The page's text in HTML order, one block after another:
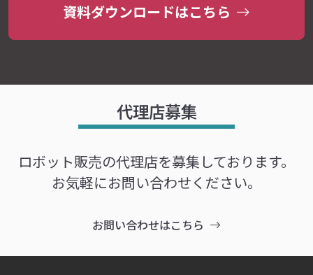
資料ダウンロードはこちら
代理店募集
ロボット販売の代理店を募集しております。
お気軽にお問い合わせください。
お問い合わせはこちら